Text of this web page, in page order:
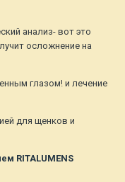
анализ- вот это
осложнение на
глазом! и лечение
для щенков и
RITALUMENS